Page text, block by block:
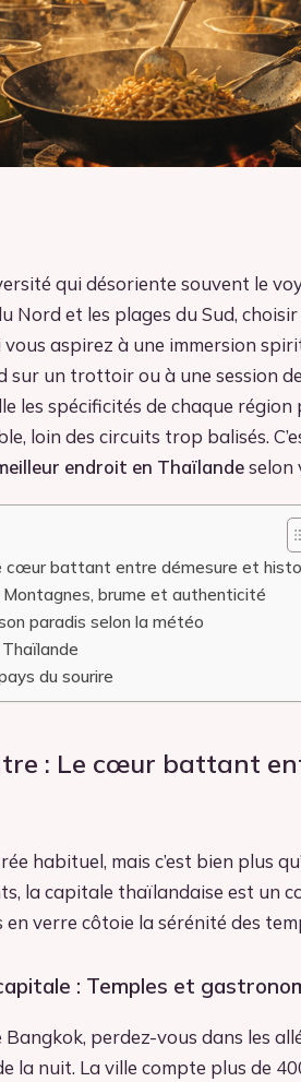
qui désoriente souvent le
Nord et les plages du Sud,
aspirez à une immersion
un trottoir ou à une session
les spécificités de chaque
loin des circuits trop balisés.
endroit en Thaïlandeselon
cœur battant entre démesure et
Montagnes, brume et authenticité
paradis selon la météo
du sourire
: Le cœur battant
habituel, mais c’est bien plus
la capitale thaïlandaise est un
verre côtoie la sérénité des
: Temples et
Bangkok, perdez-vous dans les
la nuit. La ville compte plus de